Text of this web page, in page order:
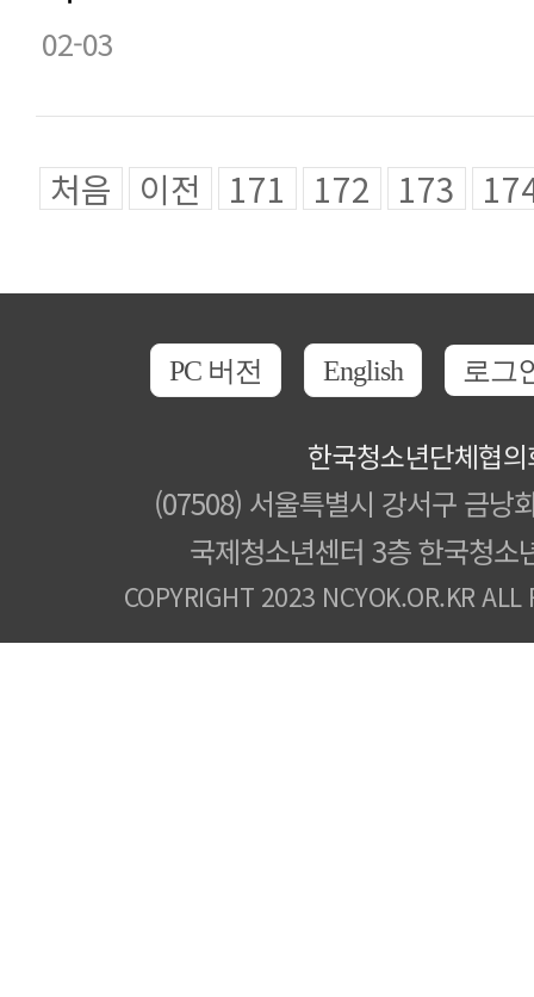
02-03
처음 이전 171 172 173
PC 버전 English 로그
한국청소년단체협
(07508) 서울특별시 강서구 금낭
국제청소년센터 3층 한국청소
COPYRIGHT 2023 NCYOK.OR.KR ALL